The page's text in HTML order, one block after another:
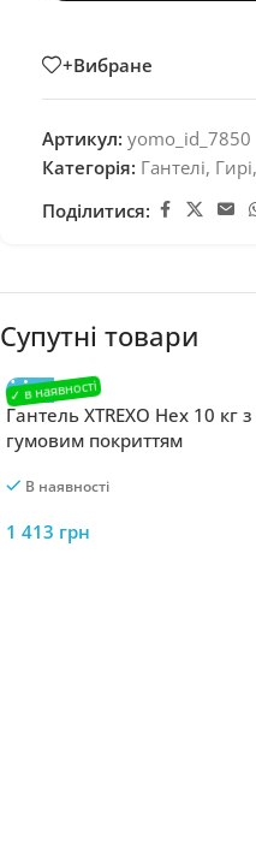
+Вибране
Артикул: yomo_id_7850
Категорія: Гантелі,
Поділитися:
Супутні товари
Гантель XTREXO Hex 10 кг з
гумовим покриттям
В наявності
1 413 грн